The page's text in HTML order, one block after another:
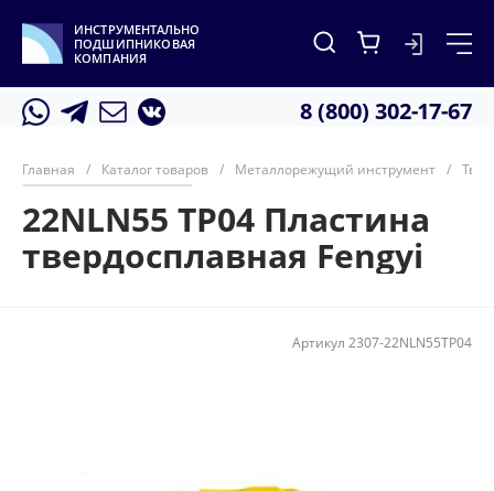
ИНСТРУМЕНТАЛЬНО
ПОДШИПНИКОВАЯ
КОМПАНИЯ
8 (800) 302-17-67
Главная / Каталог товаров / Металлорежущий инструмент /
22NLN55 TP04 Пластина
твердосплавная Fengyi
Артикул 2307-22NLN55TP04